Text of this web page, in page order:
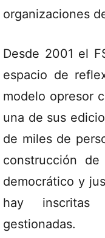
organizaciones
Desde 2001 el
espacio de
modelo opresor
una de sus
de miles de
construcción
democrático y
hay inscritas
gestionadas.